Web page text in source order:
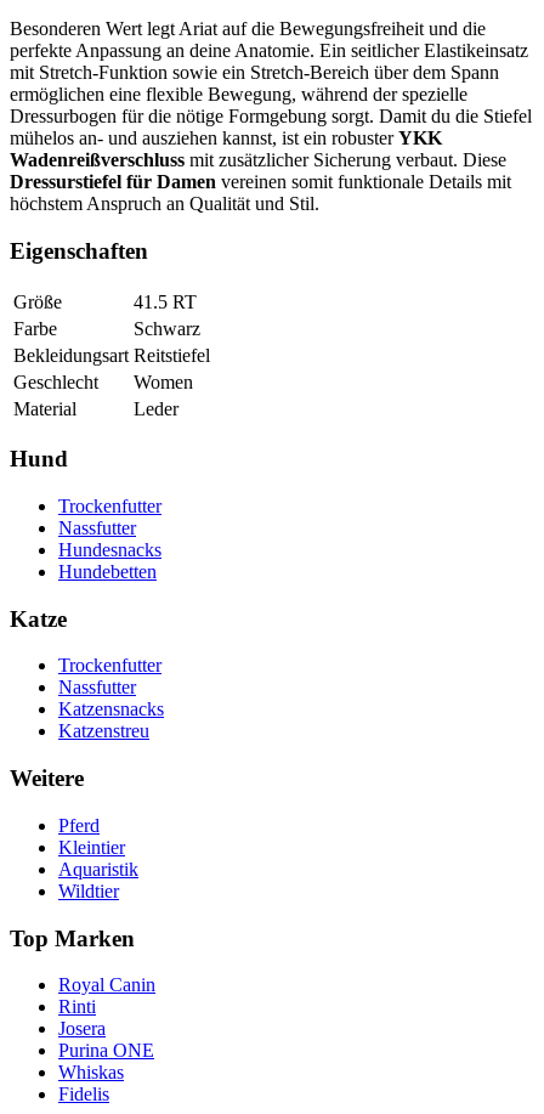
Besonderen Wert legt Ariat auf die Bewegungsfreiheit und die
perfekte Anpassung an deine Anatomie. Ein seitlicher Elastikeinsatz
mit Stretch-Funktion sowie ein Stretch-Bereich über dem Spann
ermöglichen eine flexible Bewegung, während der spezielle
Dressurbogen für die nötige Formgebung sorgt. Damit du die Stiefel
mühelos an- und ausziehen kannst, ist ein robusterYKK
Wadenreißverschluss mit zusätzlicher Sicherung verbaut. Diese
Dressurstiefel für Damen vereinen somit funktionale Details mit
höchstem Anspruch an Qualität und Stil.
Eigenschaften
Größe
41.5 RT
Farbe
Schwarz
Bekleidungsart Reitstiefel
Geschlecht
Women
Material
Leder
Hund
Trockenfutter
Nassfutter
Hundesnacks
Hundebetten
Katze
Trockenfutter
Nassfutter
Katzensnacks
Katzenstreu
Weitere
Pferd
Kleintier
Aquaristik
Wildtier
Top Marken
Royal Canin
Rinti
Josera
Purina ONE
Whiskas
Fidelis